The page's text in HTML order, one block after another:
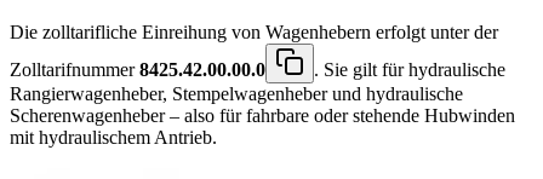
Die zolltarifliche Einreihung von Wagenhebern erfolgt unter der
Zolltarifnummer8425.42.00.00.0
. Sie gilt für hydraulische
Rangierwagenheber, Stempelwagenheber und hydraulische
Scherenwagenheber – also für fahrbare oder stehende Hubwinden
mit hydraulischem Antrieb.